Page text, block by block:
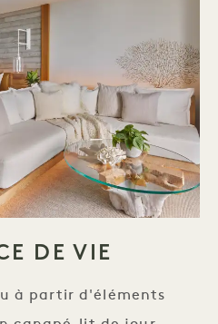
DE VIE
à partir d'éléments